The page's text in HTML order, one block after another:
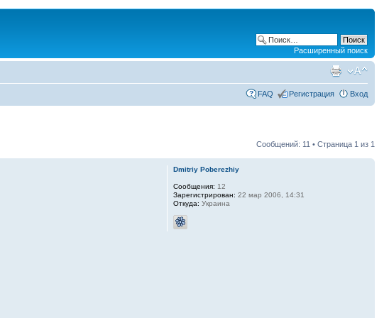
Расширенный поиск
FAQ Регистрация Вход
Сообщений: 11 • Страница 1 из 1
Dmitriy Poberezhiy
Сообщения: 12
Зарегистрирован: 22 мар 2006, 14:31
Откуда: Украина